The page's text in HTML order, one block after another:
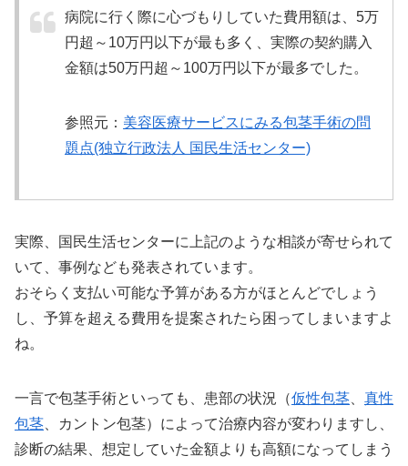
病院に行く際に心づもりしていた費用額は、5万
円超～10万円以下が最も多く、実際の契約購入
金額は50万円超～100万円以下が最多でした。
参照元： 美容医療サービスにみる包茎手術の問
題点(独立行政法人 国民生活センター)
実際、国民生活センターに上記のような相談が寄せられて
いて、事例なども発表されています。
おそらく支払い可能な予算がある方がほとんどでしょう
し、予算を超える費用を提案されたら困ってしまいますよ
ね。
一言で包茎手術といっても、患部の状況（仮性包茎
真性
包茎 、カントン包茎）によって治療内容が変わりますし、
診断の結果、想定していた金額よりも高額になってしまう